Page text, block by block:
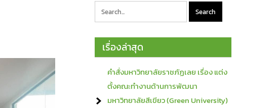
เรื่องล่าสุด
คำสั่งมหาวิทยาลัยราชภัฏเลย เรื่อง แต่ง
ตั้งคณะทำงานด้านการพัฒนา
มหาวิทยาลัยสีเขียว (Green University)